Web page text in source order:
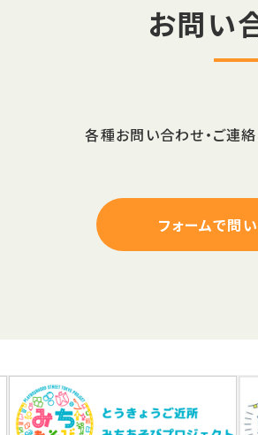
お問い
各種お問い合わせ・ご連絡
フォームで問